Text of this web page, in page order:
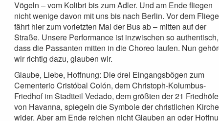
Vögeln – vom Kolibri bis zum Adler. Und am Ende fliegen
nicht wenige davon mit uns bis nach Berlin. Vor dem
fährt hier zum vorletzten Mal der Bus ab – mitten auf der
Straße. Unsere Performance ist inzwischen so authentisch,
dass die Passanten mitten in die Choreo laufen. Nun
wir richtig dazu, glauben wir.
Glaube, Liebe, Hoffnung: Die drei Eingangsbögen zum
Cementerio Cristóbal Colón, dem Christoph-Kolumbus-
Friedhof im Stadtteil Vedado, dem größten der 21 Friedhöfe
von Havanna, spiegeln die Symbole der christlichen Kirche
wider. Aber am Ende reichen nicht Glauben an oder